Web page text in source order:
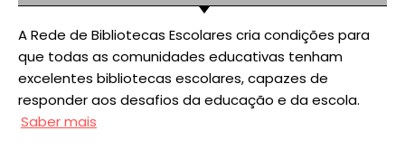
A Rede de Bibliotecas Escolares cria condições para
que todas as comunidades educativas tenham
excelentes bibliotecas escolares, capazes de
responder aos desafios da educação e da escola.
Saber mais